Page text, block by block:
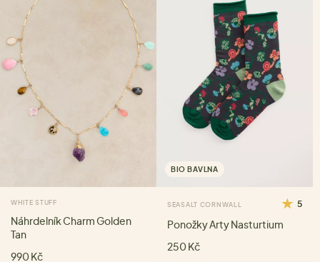
WHITE STUFF
Náhrdelník Charm Golden
Tan
990 Kč
BIO BAVLNA
SEASALT CORNWALL 5
Ponožky Arty Nasturtium
250 Kč